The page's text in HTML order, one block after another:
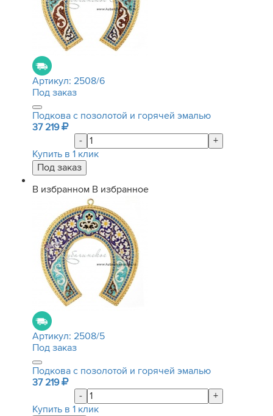
Артикул: 2508/6
Под заказ
Подкова с позолотой и горячей эмалью
37 219
-
+
Купить в 1 клик
В избранном В избранное
Артикул: 2508/5
Под заказ
Подкова с позолотой и горячей эмалью
37 219
-
+
Купить в 1 клик